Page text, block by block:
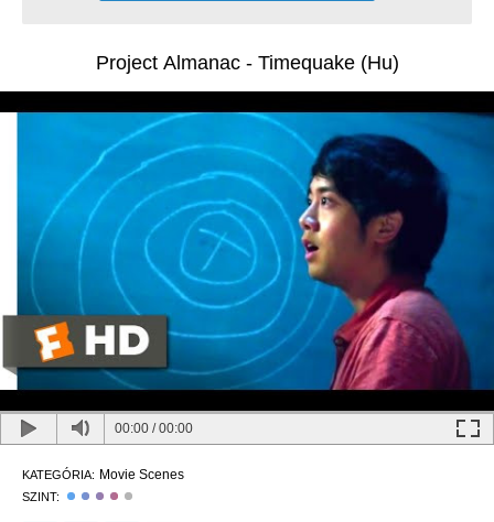
Project Almanac - Timequake (Hu)
00:00 /00:00
KATEGÓRIA: Movie Scenes
SZINT: